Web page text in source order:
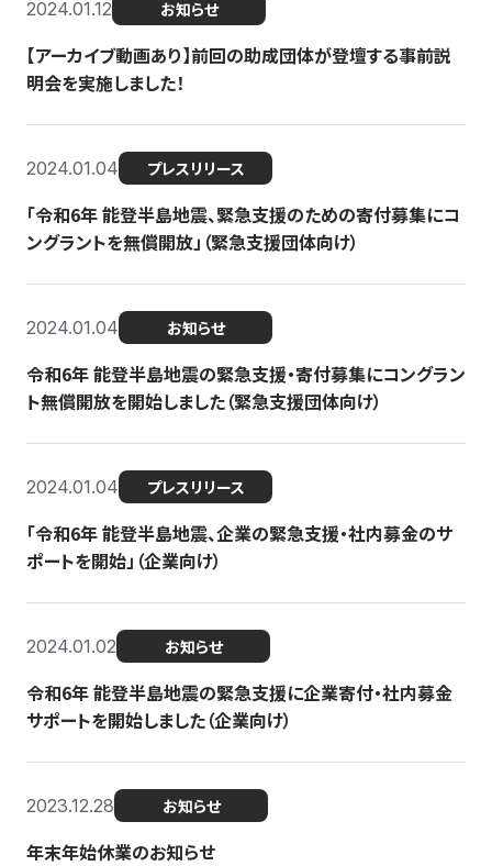
2024.01.12 お知らせ
【アーカイブ動画あり】前回の助成団体が登壇する事前説
明会を実施しました！
2024.01.04 プレスリリース
「令和6年 能登半島地震、緊急支援のための寄付募集にコ
ングラントを無償開放」（緊急支援団体向け）
2024.01.04 お知らせ
令和6年 能登半島地震の緊急支援・寄付募集にコングラン
ト無償開放を開始しました（緊急支援団体向け）
2024.01.04 プレスリリース
「令和6年 能登半島地震、企業の緊急支援・社内募金のサ
ポートを開始」（企業向け）
2024.01.02 お知らせ
令和6年 能登半島地震の緊急支援に企業寄付・社内募金
サポートを開始しました（企業向け）
2023.12.28 お知らせ
年末年始休業のお知らせ